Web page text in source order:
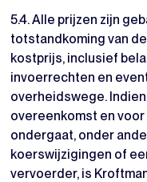
5.4. Alle prijzen zijn
totstandkoming van
kostprijs, inclusief
invoerrechten en
overheidswege.
overeenkomst en
ondergaat, onder
koerswijzigingen of
vervoerder, is